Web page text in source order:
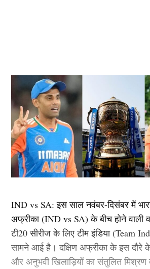
IND vs SA: इस साल नवंबर-दिसंबर में
अफ्रीका (IND vs SA) के बीच होने वाली
टी20 सीरीज के लिए टीम इंडिया (Team
सामने आई है। दक्षिण अफ्रीका के इस दौरे
और अनुभवी खिलाड़ियों का संतुलित